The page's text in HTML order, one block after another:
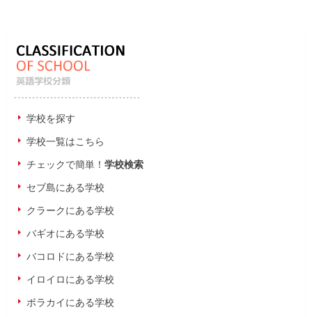
学校を探す
学校一覧はこちら
チェックで簡単！ 学校検索
セブ島にある学校
クラークにある学校
バギオにある学校
バコロドにある学校
イロイロにある学校
ボラカイにある学校